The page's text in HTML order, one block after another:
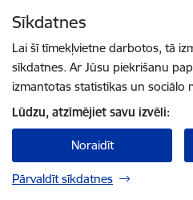
Sīkdatnes
Lai šī tīmekļvietne darbotos, tā
sīkdatnes. Ar Jūsu piekrišanu
izmantotas statistikas un sociālo
Lūdzu, atzīmējiet savu izvēli:
Noraidīt
Pārvaldīt sīkdatnes